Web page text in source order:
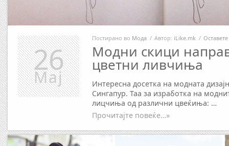
Постирано во Мода / Автор: iLike.mk /
Модни скици
цветни ливчиња
Интересна досетка на модната
Сингапур. Таа за изработка на
лицчиња од различни цвеќиња: …
Прочитајте повеќе…»
26
Мај